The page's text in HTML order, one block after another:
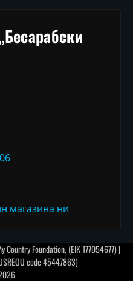
магазина ни
Foundation, (EIK 177054677) |
code 45447863)